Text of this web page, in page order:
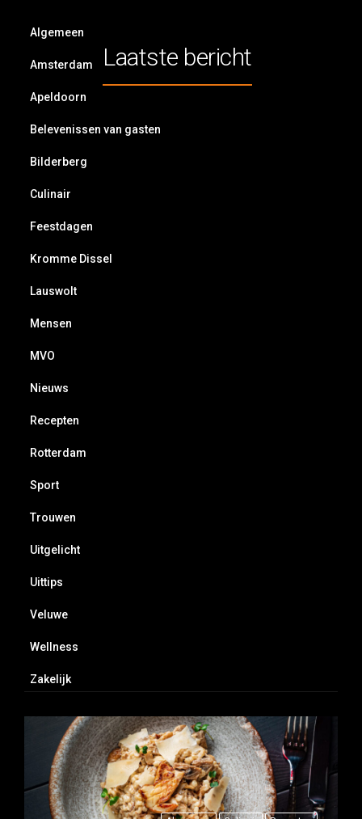
Algemeen
Amsterdam
Apeldoorn
Belevenissen van gasten
Bilderberg
Culinair
Feestdagen
Kromme Dissel
Lauswolt
Mensen
MVO
Nieuws
Recepten
Rotterdam
Sport
Trouwen
Uitgelicht
Uittips
Veluwe
Wellness
Zakelijk
Laatste bericht